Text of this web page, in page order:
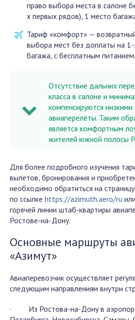
право выбора места в салоне
х первых рядов), 1 место
Тариф «комфорт» —
выбора мест без доплаты на
багажа, с бесплатным питанием.
Отсутствие дальних
класса в салоне и
компенсируются
авиаперелёты. Таким
является комфортным
жителей южной полосы
Для более подробного изучения
вылетов, бронирования и
необходимо обратиться на
по ссылке https://azimuth.aero/ru
горячей линии штаб-квартиры
Ростове-на-Дону.
Основные маршруты
«Азимут»
Авиаперевозчик осуществляет
следующим направлениям внутри
· Из Ростова-на-Дону в